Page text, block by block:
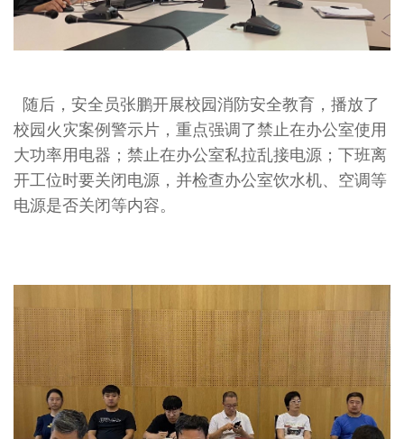
随后，安全员张鹏开展校园消防安全教育，播放了
校园火灾案例警示片，重点强调了禁止在办公室使用
大功率用电器；禁止在办公室私拉乱接电源；下班离
开工位时要关闭电源，并检查办公室饮水机、空调等
电源是否关闭等内容。